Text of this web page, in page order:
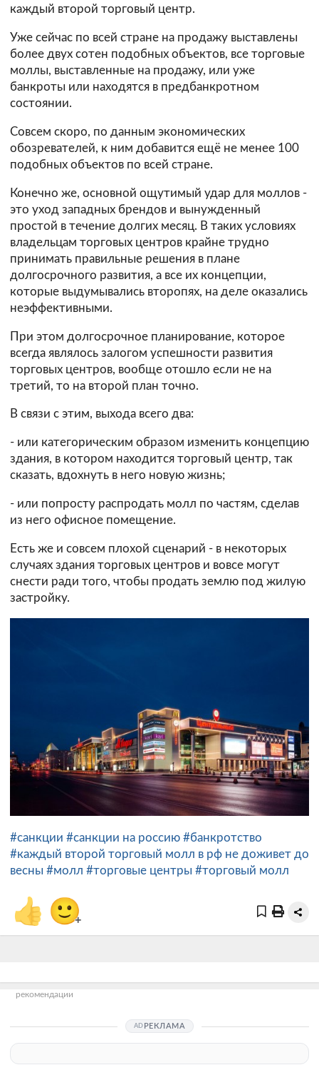
каждый второй торговый центр.
Уже сейчас по всей стране на продажу выставлены
более двух сотен подобных объектов, все торговые
моллы, выставленные на продажу, или уже
банкроты или находятся в предбанкротном
состоянии.
Совсем скоро, по данным экономических
обозревателей, к ним добавится ещё не менее 100
подобных объектов по всей стране.
Конечно же, основной ощутимый удар для моллов -
это уход западных брендов и вынужденный
простой в течение долгих месяц. В таких условиях
владельцам торговых центров крайне трудно
принимать правильные решения в плане
долгосрочного развития, а все их концепции,
которые выдумывались второпях, на деле оказались
неэффективными.
При этом долгосрочное планирование, которое
всегда являлось залогом успешности развития
торговых центров, вообще отошло если не на
третий, то на второй план точно.
В связи с этим, выхода всего два:
- или категорическим образом изменить концепцию
здания, в котором находится торговый центр, так
сказать, вдохнуть в него новую жизнь;
- или попросту распродать молл по частям, сделав
из него офисное помещение.
Есть же и совсем плохой сценарий - в некоторых
случаях здания торговых центров и вовсе могут
снести ради того, чтобы продать землю под жилую
застройку.
#санкции #санкции на россию #банкротство
#каждый второй торговый молл в рф не доживет до
весны #молл #торговые центры #торговый молл
👍 🙂+
рекомендации
РЕКЛАМА